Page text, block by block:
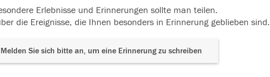
Erlebnisse und Erinnerungen sollte man teilen.
die Ereignisse, die Ihnen besonders in Erinnerung geblieben sind.
Melden Sie sich bitte an, um eine Erinnerung zu schreiben